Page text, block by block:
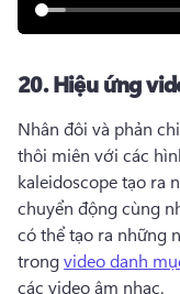
20.Hiệu ứng
Nhân đôi và phản
thôi miên với các
kaleidoscope tạo ra
chuyển động cùng
có thể tạo ra những
trong video danh
các video âm nhạc.